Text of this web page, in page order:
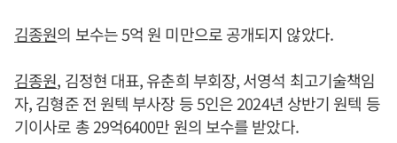
김종원의 보수는 5억 원 미만으로 공개되지 않았다.
김종원, 김정현 대표, 유춘희 부회장, 서영석 최고기술책임
자, 김형준 전 원텍 부사장 등 5인은 2024년 상반기 원텍 등
기이사로 총 29억6400만 원의 보수를 받았다.